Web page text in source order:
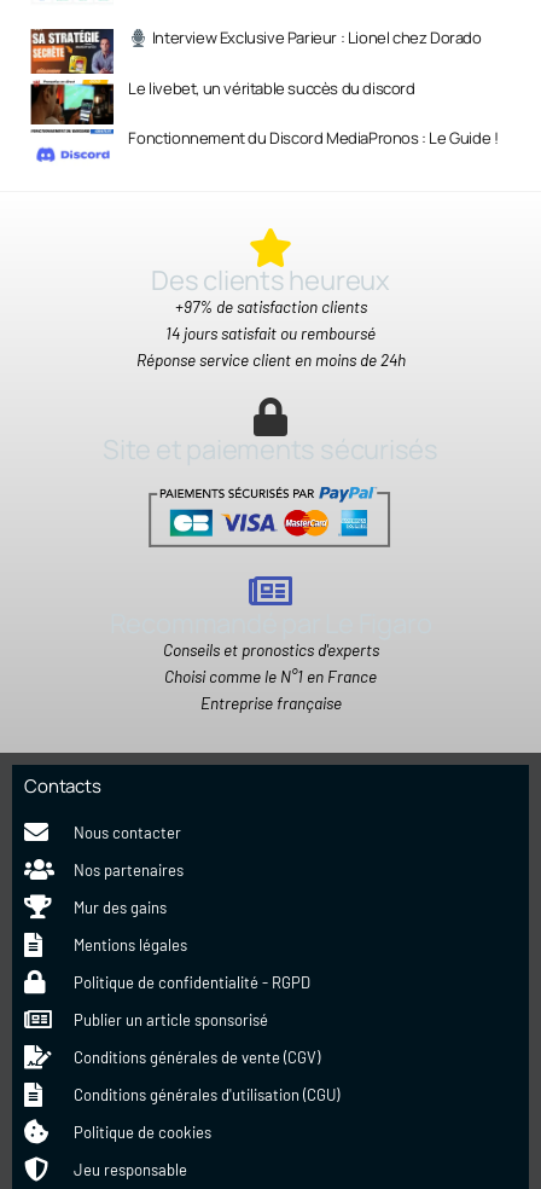
Interview Exclusive Parieur : Lionel chez Dorado
Le livebet, un véritable succès du discord
Fonctionnement du Discord MediaPronos : Le Guide !
Des clients heureux​
+97% de satisfaction clients
14 jours satisfait ou remboursé
Réponse service client en moins de 24h
Site et paiements sécurisés
Conseils et pronostics d'experts
Choisi comme le N°1 en France
Entreprise française
Contacts
Nous contacter
Nos partenaires
Mur des gains
Mentions légales
Politique de confidentialité - RGPD
Publier un article sponsorisé
Conditions générales de vente (CGV)
Conditions générales d'utilisation (CGU)
Politique de cookies
Jeu responsable